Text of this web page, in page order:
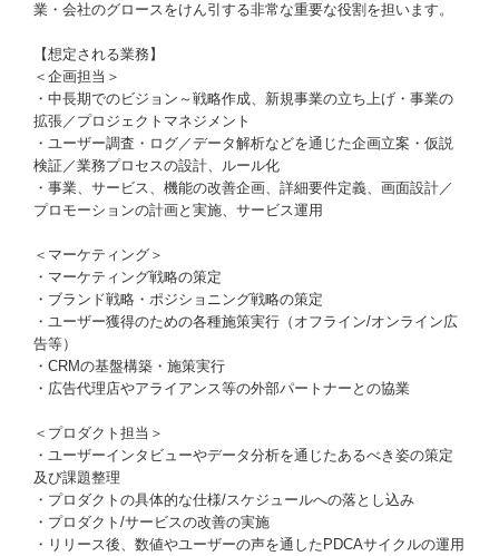
業・会社のグロースをけん引する非常な重要な役割を担います。
【想定される業務】
＜企画担当＞
・中長期でのビジョン～戦略作成、新規事業の立ち上げ・事業の
拡張／プロジェクトマネジメント
・ユーザー調査・ログ／データ解析などを通じた企画立案・仮説
検証／業務プロセスの設計、ルール化
・事業、サービス、機能の改善企画、詳細要件定義、画面設計／
プロモーションの計画と実施、サービス運用
＜マーケティング＞
・マーケティング戦略の策定
・ブランド戦略・ポジショニング戦略の策定
・ユーザー獲得のための各種施策実行（オフライン/オンライン広
告等）
・CRMの基盤構築・施策実行
・広告代理店やアライアンス等の外部パートナーとの協業
＜プロダクト担当＞
・ユーザーインタビューやデータ分析を通じたあるべき姿の策定
及び課題整理
・プロダクトの具体的な仕様/スケジュールへの落とし込み
・プロダクト/サービスの改善の実施
・リリース後、数値やユーザーの声を通したPDCAサイクルの運用